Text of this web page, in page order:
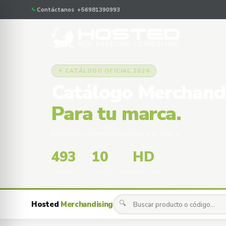
Contáctanos +56981390993
✦ CATÁLOGO OFICIAL 2026
Para tu marca.
493 10 HD
Hosted Merchandising 🔍